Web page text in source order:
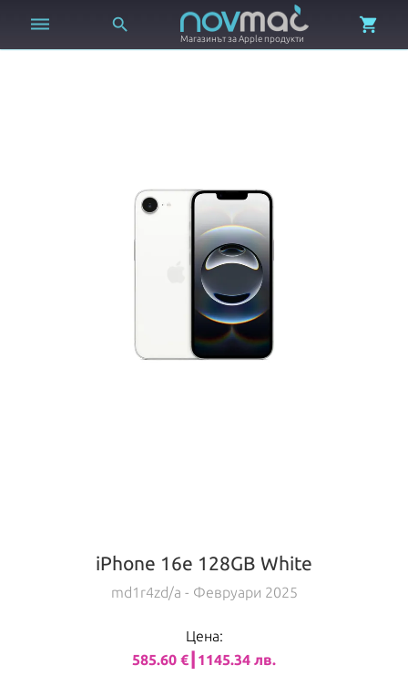
 
Магазинът за Apple продукти

iPhone 16e 128GB White
md1r4zd/a - Февруари 2025
Цена:
585.60 €┃1145.34 лв.